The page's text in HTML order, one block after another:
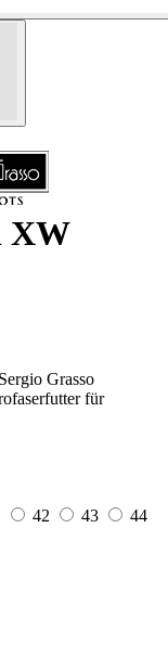
XW
Grasso
für
42 43
44